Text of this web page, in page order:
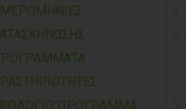
ΠΡΟΓΡΑΜΜΑ